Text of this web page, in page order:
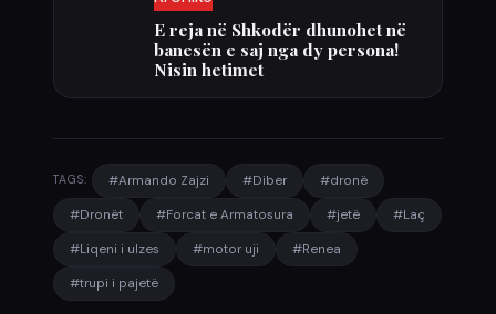
E reja në Shkodër dhunohet në
banesën e saj nga dy persona!
Nisin hetimet
TAGS: #Armando Zajzi #Diber #dronë
#Dronët #Forcat e Armatosura #jetë #Laç
#Liqeni i ulzes #motor uji #Renea
#trupi i pajetë